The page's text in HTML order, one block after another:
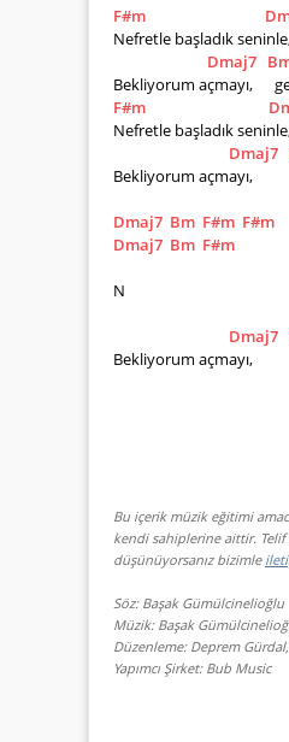
F#m
Nefretle başladık
Dmaj7
Bekliyorum açmayı,
F#m
Nefretle başladık
Dmaj7
Bekliyorum açmayı,
Dmaj7 Bm F#m F#m
Dmaj7 Bm F#m
N
Dmaj7
Bekliyorum açmayı,
Bu içerik müzik eğitimi
kendi sahiplerine aittir.
düşünüyorsanız bizimle
Söz: Başak Gümülcinelioğlu
Müzik: Başak
Düzenleme: Deprem
Yapımcı Şirket: Bub Music